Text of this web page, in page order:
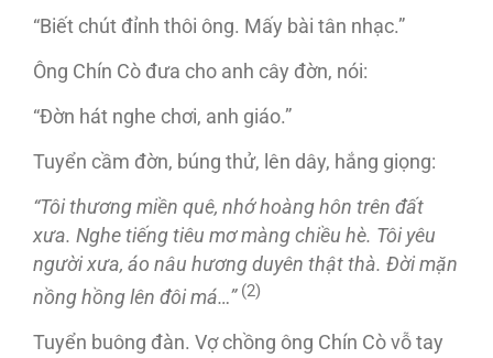
“Biết chút đỉnh thôi ông. Mấy bài tân nhạc.”
Ông Chín Cò đưa cho anh cây đờn, nói:
“Đờn hát nghe chơi, anh giáo.”
Tuyển cầm đờn, búng thử, lên dây, hắng giọng:
“Tôi thương miền quê, nhớ hoàng hôn trên đất
xưa. Nghe tiếng tiêu mơ màng chiều hè. Tôi yêu
người xưa, áo nâu hương duyên thật thà. Đời mặn
nồng hồng lên đôi má…” (2)
Tuyển buông đàn. Vợ chồng ông Chín Cò vỗ tay